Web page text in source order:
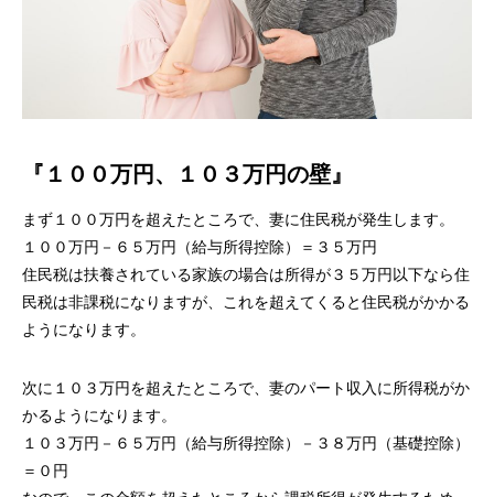
『１００万円、１０３万円の壁』
まず１００万円を超えたところで、妻に住民税が発生します。
１００万円－６５万円（給与所得控除）＝３５万円
住民税は扶養されている家族の場合は所得が３５万円以下なら住
民税は非課税になりますが、これを超えてくると住民税がかかる
ようになります。
次に１０３万円を超えたところで、妻のパート収入に所得税がか
かるようになります。
１０３万円－６５万円（給与所得控除）－３８万円（基礎控除）
＝０円